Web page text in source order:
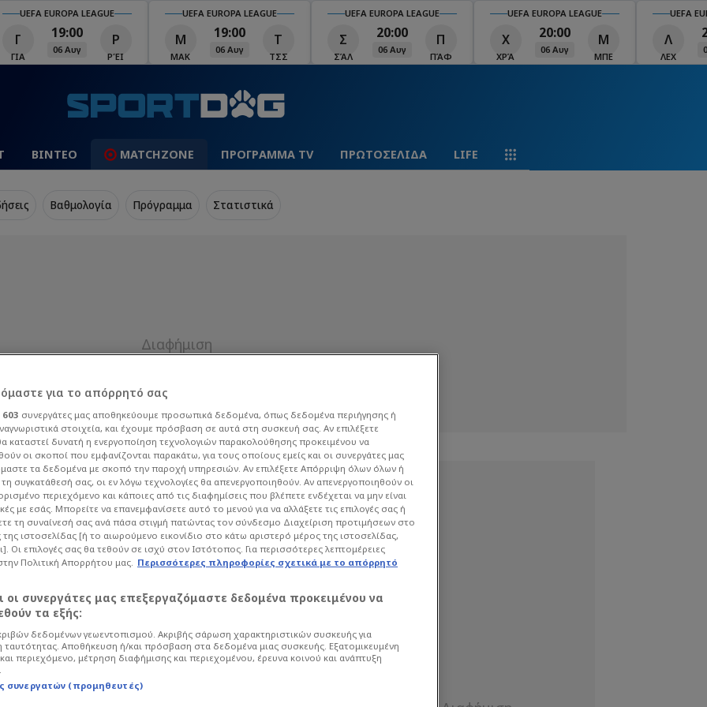
UEFA EUROPA LEAGUE
Γ
ΓΙΑ
19:00
06 Αυγ
Ρ
ΡΈΙ
UEFA EUROPA LEAGUE
Μ
ΜΑΚ
19:00
06 Αυγ
Τ
ΤΣΣ
UEFA EUROPA LEAGUE
Σ
ΣΆΛ
20:00
06 Αυγ
Π
ΠΆΦ
UEFA EUROPA LEAGUE
Χ
ΧΡΆ
20:00
06 Αυγ
Μ
ΜΠΕ
UEFA
Λ
ΛΕΧ
ΒΙΝΤΕΟ MATCHZONE ΠΡΟΓΡΑΜΜΑ TV ΠΡΩΤΟΣΕΛΙΔΑ LIFE
Βαθμολογία Πρόγραμμα Στατιστικά
στο
πόλη θα
με αφορμή την συμπλήρωση ενός
Conference League.
για το απόρρητό σας
603 συνεργάτες μας αποθηκεύουμε προσωπικά δεδομένα, όπως δεδομένα περιήγησης ή
στοιχεία, και έχουμε πρόσβαση σε αυτά στη συσκευή σας. Αν επιλέξετε
καταστεί δυνατή η ενεργοποίηση τεχνολογιών παρακολούθησης προκειμένου να
οι σκοποί που εμφανίζονται παρακάτω, για τους οποίους εμείς και οι συνεργάτες μας
τα δεδομένα με σκοπό την παροχή υπηρεσιών. Αν επιλέξετε Απόρριψη όλων όλων ή
συγκατάθεσή σας, οι εν λόγω τεχνολογίες θα απενεργοποιηθούν. Αν απενεργοποιηθούν οι
περιεχόμενο και κάποιες από τις διαφημίσεις που βλέπετε ενδέχεται να μην είναι
με εσάς. Μπορείτε να επανεμφανίσετε αυτό το μενού για να αλλάξετε τις επιλογές σας ή
τη συναίνεσή σας ανά πάσα στιγμή πατώντας τον σύνδεσμο Διαχείριση προτιμήσεων στο
ιστοσελίδας [ή το αιωρούμενο εικονίδιο στο κάτω αριστερό μέρος της ιστοσελίδας,
Οι επιλογές σας θα τεθούν σε ισχύ στον Ιστότοπος. Για περισσότερες λεπτομέρειες
Πολιτική Απορρήτου μας. Περισσότερες πληροφορίες σχετικά με το απόρρητό
οι συνεργάτες μας επεξεργαζόμαστε δεδομένα προκειμένου να
τα εξής:
δεδομένων γεωεντοπισμού. Ακριβής σάρωση χαρακτηριστικών συσκευής για
ταυτότητας. Αποθήκευση ή/και πρόσβαση στα δεδομένα μιας συσκευής. Εξατομικευμένη
περιεχόμενο, μέτρηση διαφήμισης και περιεχομένου, έρευνα κοινού και ανάπτυξη
συνεργατών (προμηθευτές)